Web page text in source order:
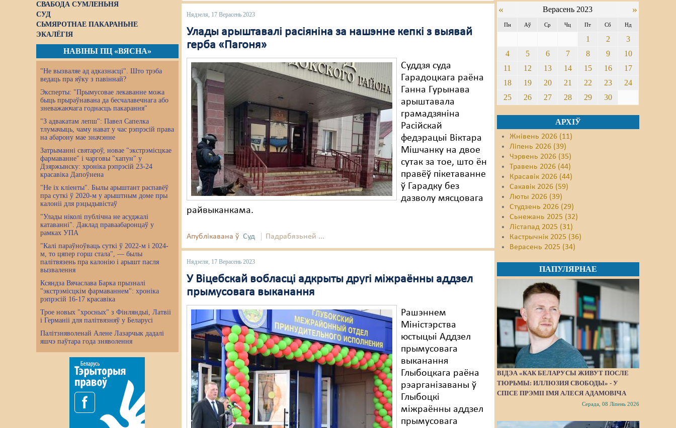
СВАБОДА СУМЛЕНЬНЯ
СУД
СЬМЯРОТНАЕ ПАКАРАНЬНЕ
ЭКАЛЁГІЯ
НАВІНЫ ПЦ «ВЯСНА»
"Не вызваляе ад адказнасці". Што трэба
ведаць пра яўку з павіннай?
Эксперты: "Прымусовае лекаванне можа
быць прыраўнавана да бесчалавечнага або
зневажаючага годнасць пакарання"
"З адвакатам лепш": Павел Сапелка
тлумачыць, чаму нават у час рэпрэсій права
на абарону мае значэнне
Затрыманні святароў, новае "экстрэмісцкае
фармаванне" і чарговы "хапун" у
Дзяржынску: хроніка рэпрэсій 23-24
красавіка Дапоўнена
"Не іх кліенты". Былы арыштант распавёў
пра суткі ў 2020-м у арыштным доме пры
калоніі для рэцыдывістаў
"Улады ніколі публічна не асуджалі
катаванні". Даклад праваабаронцаў у
рамках УПА
"Калі параўноўваць суткі ў 2022-м і 2024-
м, то цяпер горш стала", — былы
палітвязень пра калонію і арышт пасля
вызвалення
Ксяндза Вячаслава Барка прызналі
"экстрэмісцкім фармаваннем": хроніка
рэпрэсій 16-17 красавіка
Трое новых "хросных" з Фінляндыі, Латвіі
і Германіі для палітвязняў у Беларусі
Палітзняволенай Алене Лазарчык дадалі
яшчэ паўтара года зняволення
Нядзеля, 17 Верасень 2023
Улады арыштавалі расіяніна за нашэнне кепкі з выявай
герба «Пагоня»
Суддзя суда
Гарадоцкага раёна
Ганна Гурынава
арыштавала
грамадзяніна
Расійскай
федэрацыі Віктара
Мішчанку на двое
сутак за тое, што ён
правёў пікетаванне
ў Гарадку без
дазволу мясцовага
райвыканкама.
Апублікавана ў Суд Падрабязьней ...
Нядзеля, 17 Верасень 2023
У Віцебскай вобласці адкрыты другі міжраённы аддзел
прымусовага выканання
Рашэннем
Міністэрства
юстыцыі Аддзел
прымусовага
выканання
Глыбоцкага раёна
рэарганізаваны ў
Глыбоцкі
міжраённы аддзел
прымусовага
« Верасень 2023 »
Пн Аў Ср Чц Пт Сб Нд
1 2
3
4
5 6 7 8 9
10
11
12 13 14 15 16
17
18
19 20 21 22 23
24
25
26 27 28 29 30
АРХІЎ
Жнівень 2026 (11)
Ліпень 2026 (39)
Чэрвень 2026 (35)
Травень 2026 (44)
Красавік 2026 (44)
Сакавік 2026 (59)
Люты 2026 (39)
Студзень 2026 (29)
Сьнежань 2025 (32)
Лістапад 2025 (31)
Кастрычнік 2025 (36)
Верасень 2025 (34)
ПАПУЛЯРНАЕ
ВІДЭА «КАК БЕЛАРУСЫ ЖИВУТ ПОСЛЕ
ТЮРЬМЫ: ИЛЛЮЗИЯ СВОБОДЫ» - У
СПІСЕ ПРЭМІІ ІМЯ АЛЕСЯ АДАМОВІЧА
Серада, 08 Ліпень 2026